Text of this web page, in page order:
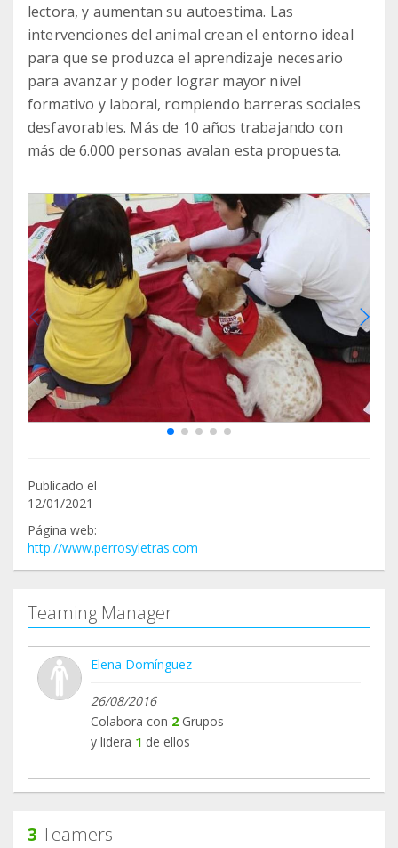
lectora, y aumentan su autoestima. Las
intervenciones del animal crean el entorno ideal
para que se produzca el aprendizaje necesario
para avanzar y poder lograr mayor nivel
formativo y laboral, rompiendo barreras sociales
desfavorables. Más de 10 años trabajando con
más de 6.000 personas avalan esta propuesta.
Publicado el
12/01/2021
Página web:
http://www.perrosyletras.com
Teaming Manager
Elena Domínguez
26/08/2016
Colabora con 2 Grupos
y lidera 1 de ellos
3 Teamers